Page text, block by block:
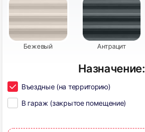
58
Бежевый Антрацит
Назначение:
Въездные (на территорию)
В гараж (закрытое помещение)